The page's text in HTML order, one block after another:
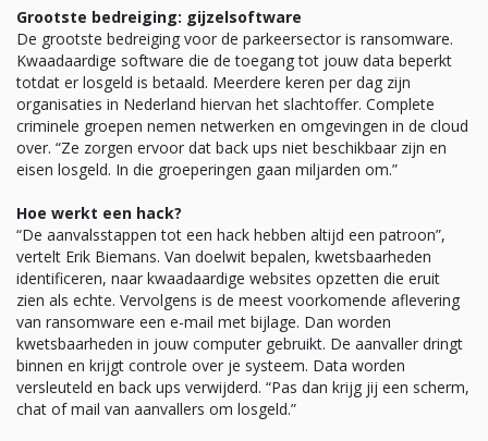
Grootste bedreiging: gijzelsoftware
De grootste bedreiging voor de parkeersector is ransomware.
Kwaadaardige software die de toegang tot jouw data beperkt
totdat er losgeld is betaald. Meerdere keren per dag zijn
organisaties in Nederland hiervan het slachtoffer. Complete
criminele groepen nemen netwerken en omgevingen in de cloud
over. “Ze zorgen ervoor dat back ups niet beschikbaar zijn en
eisen losgeld. In die groeperingen gaan miljarden om.”
Hoe werkt een hack?
“De aanvalsstappen tot een hack hebben altijd een patroon”,
vertelt Erik Biemans. Van doelwit bepalen, kwetsbaarheden
identificeren, naar kwaadaardige websites opzetten die eruit
zien als echte. Vervolgens is de meest voorkomende aflevering
van ransomware een e-mail met bijlage. Dan worden
kwetsbaarheden in jouw computer gebruikt. De aanvaller dringt
binnen en krijgt controle over je systeem. Data worden
versleuteld en back ups verwijderd. “Pas dan krijg jij een scherm,
chat of mail van aanvallers om losgeld.”